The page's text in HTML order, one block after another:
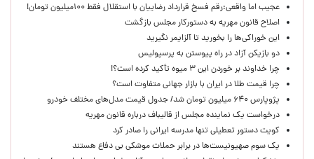
عجیب اما واقعی:رقم فسخ قرارداد رضاییان با استقلال فقط ۱۰۰میلیون تومان!
اصلاح قانون مهریه به دستورکار مجلس بازگشت
این خوراکی‌ها را بخورید تا آلزایمر نگیرید
دو بازیکن آزاد در راه پیوستن به پرسپولیس
چرا خداوند بر خوردن این ۳ میوه تأکید کرده است؟!
چرا قیمت طلا در ایران با بازار جهانی متفاوت است؟
پژوپارس ۶۴۰ میلیون تومان شد/ جدول قیمت مدل‌های مختلف خودرو
درخواست یک نماینده مجلس از قالیباف درباره قانون مهریه
کویت دستور تعطیلی تنها مدرسه ایرانی را صادر کرد
یک‌ سوم صهیونیست‌ها در برابر حملات موشکی بی دفاع هستند